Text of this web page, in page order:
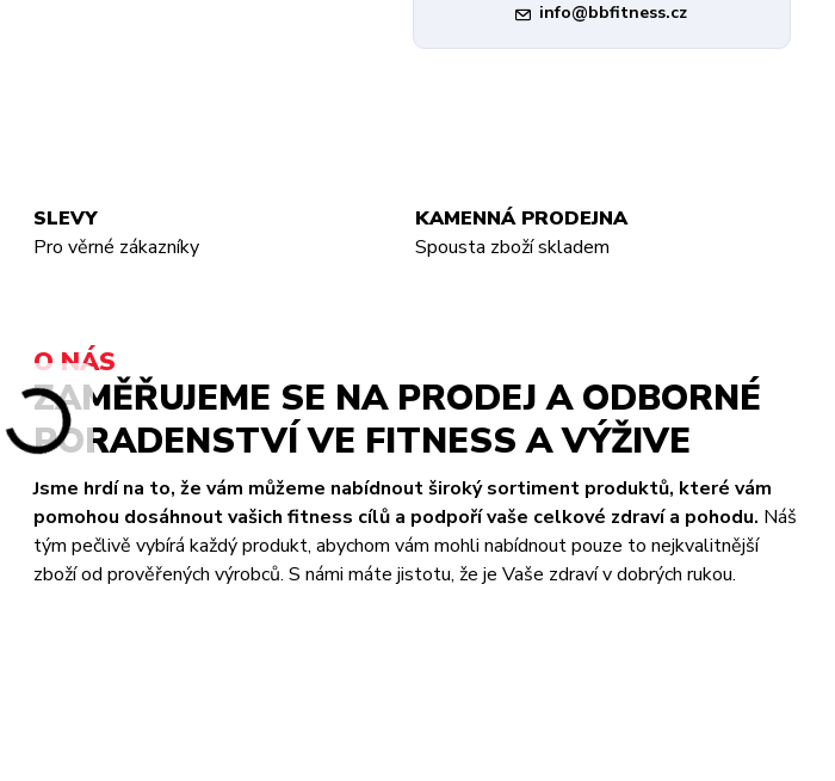
info@bbfitness.cz
SLEVY
Pro věrné zákazníky
KAMENNÁ PRODEJNA
Spousta zboží skladem
O NÁS
ZAMĚŘUJEME SE NA PRODEJ A ODBORNÉ
PORADENSTVÍ VE FITNESS A VÝŽIVE
Jsme hrdí na to, že vám můžeme nabídnout široký sortiment produktů, které vám
pomohou dosáhnout vašich fitness cílů a podpoří vaše celkové zdraví a pohodu. Náš
tým pečlivě vybírá každý produkt, abychom vám mohli nabídnout pouze to nejkvalitnější
zboží od prověřených výrobců. S námi máte jistotu, že je Vaše zdraví v dobrých rukou.